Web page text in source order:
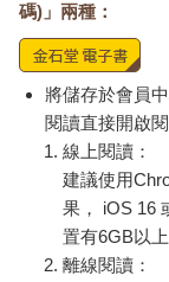
碼)」兩種：
將儲存於會員
閱讀直接開啟閱
線上閱讀：
建議使用
果， iOS 16
置有6GB以
離線閱讀：